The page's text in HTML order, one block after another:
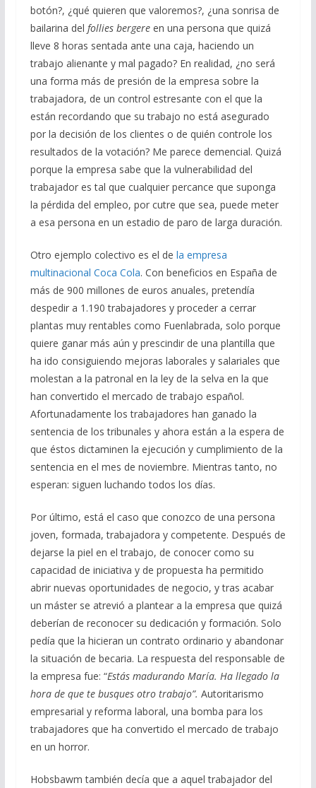
botón?, ¿qué quieren que valoremos?, ¿una sonrisa de
bailarina del follies bergereen una persona que quizá
lleve 8 horas sentada ante una caja, haciendo un
trabajo alienante y mal pagado? En realidad, ¿no será
una forma más de presión de la empresa sobre la
trabajadora, de un control estresante con el que la
están recordando que su trabajo no está asegurado
por la decisión de los clientes o de quién controle los
resultados de la votación? Me parece demencial. Quizá
porque la empresa sabe que la vulnerabilidad del
trabajador es tal que cualquier percance que suponga
la pérdida del empleo, por cutre que sea, puede meter
a esa persona en un estadio de paro de larga duración.
Otro ejemplo colectivo es el de la empresa
multinacional Coca Cola. Con beneficios en España de
más de 900 millones de euros anuales, pretendía
despedir a 1.190 trabajadores y proceder a cerrar
plantas muy rentables como Fuenlabrada, solo porque
quiere ganar más aún y prescindir de una plantilla que
ha ido consiguiendo mejoras laborales y salariales que
molestan a la patronal en la ley de la selva en la que
han convertido el mercado de trabajo español.
Afortunadamente los trabajadores han ganado la
sentencia de los tribunales y ahora están a la espera de
que éstos dictaminen la ejecución y cumplimiento de la
sentencia en el mes de noviembre. Mientras tanto, no
esperan: siguen luchando todos los días.
Por último, está el caso que conozco de una persona
joven, formada, trabajadora y competente. Después de
dejarse la piel en el trabajo, de conocer como su
capacidad de iniciativa y de propuesta ha permitido
abrir nuevas oportunidades de negocio, y tras acabar
un máster se atrevió a plantear a la empresa que quizá
deberían de reconocer su dedicación y formación. Solo
pedía que la hicieran un contrato ordinario y abandonar
la situación de becaria. La respuesta del responsable de
la empresa fue: “Estás madurando María. Ha llegado la
hora de que te busques otro trabajo”. Autoritarismo
empresarial y reforma laboral, una bomba para los
trabajadores que ha convertido el mercado de trabajo
en un horror.
Hobsbawm también decía que a aquel trabajador del